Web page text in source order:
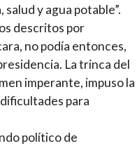
y agua potable”.
descritos por
no podía entonces,
La trinca del
imperante, impuso la
para
político de